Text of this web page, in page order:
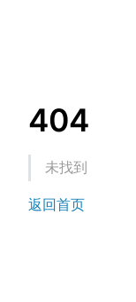
404
未找到
返回首页